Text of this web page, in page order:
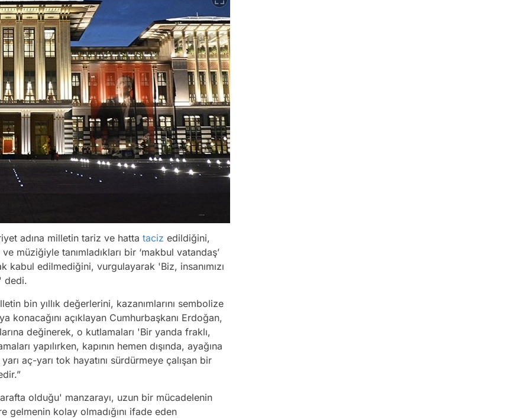
adına milletin tariz ve hatta taciz edildiğini,
müziğiyle tanımladıkları bir ‘makbul vatandaş’
kabul edilmediğini, vurgulayarak 'Biz, insanımızı
dedi.
bin yıllık değerlerini, kazanımlarını sembolize
konacağını açıklayan Cumhurbaşkanı Erdoğan,
değinerek, o kutlamaları 'Bir yanda fraklı,
yapılırken, kapının hemen dışında, ayağına
aç-yarı tok hayatını sürdürmeye çalışan bir
olduğu' manzarayı, uzun bir mücadelenin
gelmenin kolay olmadığını ifade eden